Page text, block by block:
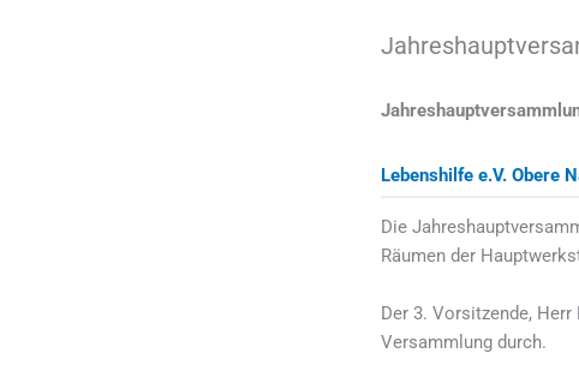
Lebenshilfe e.V. Obere
Die
Räumen der
Der 3. Vorsitzende,
Versammlung durch.